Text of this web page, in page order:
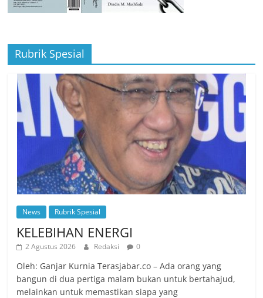
Rubrik Spesial
News Rubrik Spesial
KELEBIHAN ENERGI
2 Agustus 2026 Redaksi 0
Oleh: Ganjar Kurnia Terasjabar.co – Ada orang yang
bangun di dua pertiga malam bukan untuk bertahajud,
melainkan untuk memastikan siapa yang